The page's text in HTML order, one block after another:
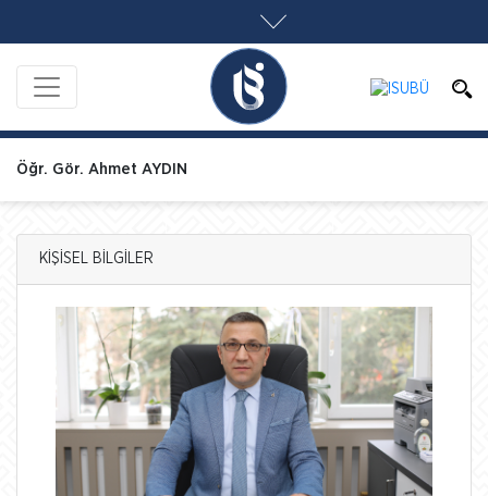
Öğr. Gör. Ahmet AYDIN
KİŞİSEL BİLGİLER